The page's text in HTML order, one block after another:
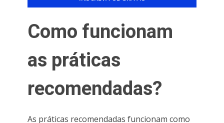
Como funcionam
as práticas
recomendadas?
As práticas recomendadas funcionam como